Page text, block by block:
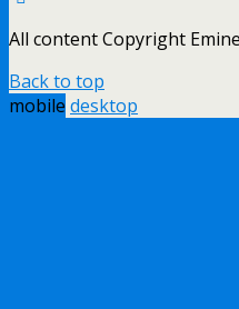
All content Copyright
Back to top
mobile desktop